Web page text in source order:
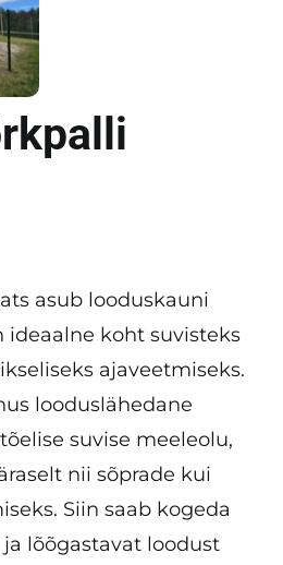
asub looduskauni
ideaalne koht suvisteks
ajaveetmiseks.
looduslähedane
suvise meeleolu,
nii sõprade kui
Siin saab kogeda
lõõgastavat loodust